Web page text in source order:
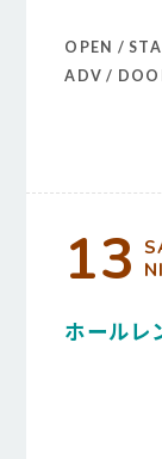
OPEN /
ADV /
13
ホールレ